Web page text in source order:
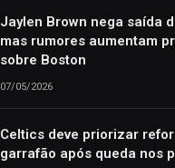
Jaylen Brown nega saída
mas rumores aumentam
sobre Boston
07/05/2026
Celtics deve priorizar
garrafão após queda nos